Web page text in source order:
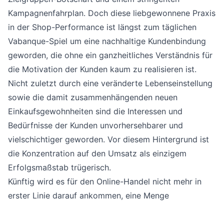
Kampagnenfahrplan. Doch diese liebgewonnene Praxis
in der Shop-Performance ist längst zum täglichen
Vabanque-Spiel um eine nachhaltige Kundenbindung
geworden, die ohne ein ganzheitliches Verständnis für
die Motivation der Kunden kaum zu realisieren ist.
Nicht zuletzt durch eine veränderte Lebenseinstellung
sowie die damit zusammenhängenden neuen
Einkaufsgewohnheiten sind die Interessen und
Bedürfnisse der Kunden unvorhersehbarer und
vielschichtiger geworden. Vor diesem Hintergrund ist
die Konzentration auf den Umsatz als einzigem
Erfolgsmaßstab trügerisch.
Künftig wird es für den Online-Handel nicht mehr in
erster Linie darauf ankommen, eine Menge